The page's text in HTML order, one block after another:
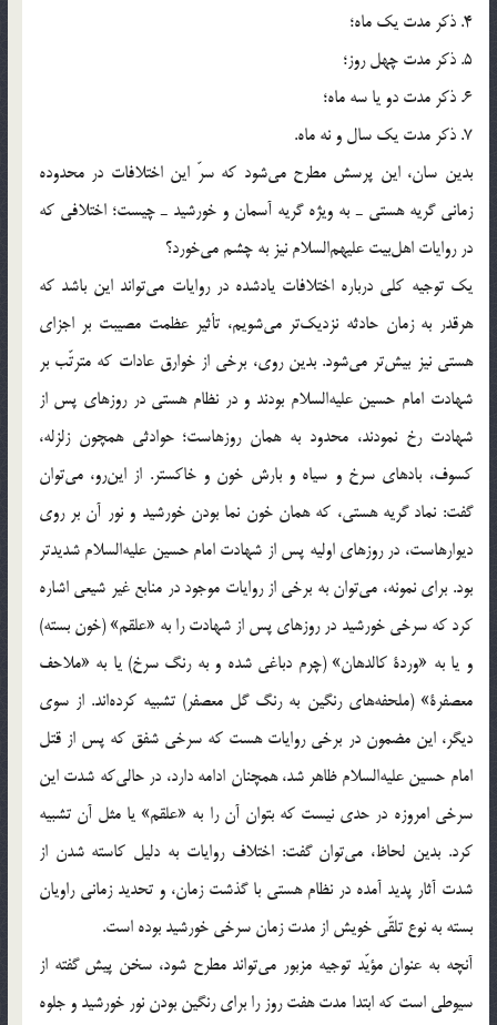
4. ذکر مدت یک ماه؛
5. ذکر مدت چهل روز؛
6. ذکر مدت دو یا سه ماه؛
7. ذکر مدت یک سال و نه ماه.
بدین سان، این پرسش مطرح می‌شود که سرّ این اختلافات در محدوده
زمانی گریه هستی ـ به ویژه گریه آسمان و خورشید ـ چیست؛ اختلافی که
در روایات اهل‌بیت علیهم‌السلام نیز به چشم می‌خورد؟
یک توجیه کلی درباره اختلافات یادشده در روایات می‌تواند این باشد که
هرقدر به زمان حادثه نزدیک‌تر می‌شویم، تأثیر عظمت مصیبت بر اجزای
هستی نیز بیش‌تر می‌شود. بدین روی، برخی از خوارق عادات که مترتّب بر
شهادت امام حسین علیه‌السلام بودند و در نظام هستی در روزهای پس از
شهادت رخ نمودند، محدود به همان روزهاست؛ حوادثی همچون زلزله،
کسوف، بادهای سرخ و سیاه و بارش خون و خاکستر. از این‌رو، می‌توان
گفت: نماد گریه هستی، که همان خون نما بودن خورشید و نور آن بر روی
دیوارهاست، در روزهای اولیه پس از شهادت امام حسین علیه‌السلام شدیدتر
بود. برای نمونه، می‌توان به برخی از روایات موجود در منابع غیر شیعی اشاره
کرد که سرخی خورشید در روزهای پس از شهادت را به «علقم» (خون بسته)
و یا به «وردة کالدهان» (چرم دباغی شده و به رنگ سرخ) یا به «ملاحف
معصفرة» (ملحفه‌های رنگین به رنگ گل معصفر) تشبیه کرده‌اند. از سوی
دیگر، این مضمون در برخی روایات هست که سرخی شفق که پس از قتل
امام حسین علیه‌السلام ظاهر شد، همچنان ادامه دارد، در حالی‌که شدت این
سرخی امروزه در حدی نیست که بتوان آن را به «علقم» یا مثل آن تشبیه
کرد. بدین لحاظ، می‌توان گفت: اختلاف روایات به دلیل کاسته شدن از
شدت آثار پدید آمده در نظام هستی با گذشت زمان، و تحدید زمانی راویان
بسته به نوع تلقّی خویش از مدت زمان سرخی خورشید بوده است.
آنچه به عنوان مؤیّد توجیه مزبور می‌تواند مطرح شود، سخن پیش گفته از
سیوطی است که ابتدا مدت هفت روز را برای رنگین بودن نور خورشید و جلوه